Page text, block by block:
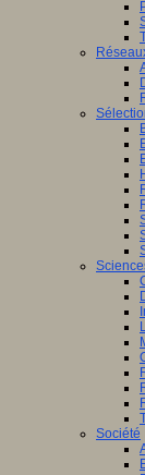
Société